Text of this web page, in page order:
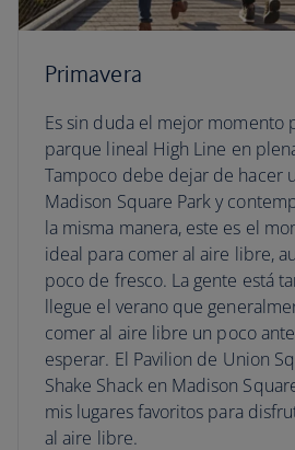
Primavera
Es sin duda el mejor momento
parque lineal High Line en
Tampoco debe dejar de hacer
Madison Square Park y
la misma manera, este es el
ideal para comer al aire libre,
poco de fresco. La gente está
llegue el verano que
comer al aire libre un poco
esperar. El Pavilion de Union
Shake Shack en Madison
mis lugares favoritos para
al aire libre.